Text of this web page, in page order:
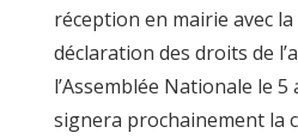
réception en mairie avec
déclaration des droits de
l’Assemblée Nationale le 5
signera prochainement la